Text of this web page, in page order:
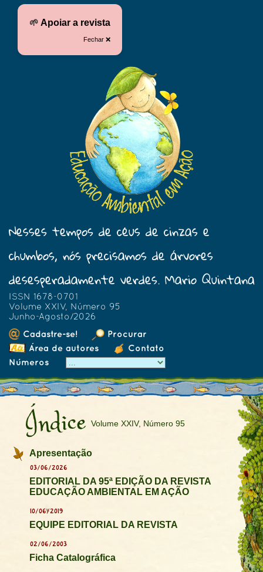
🌱 Apoiar a revista
Fechar ❌
Nesses tempos de céus de cinzas e
chumbos, nós precisamos de árvores
desesperadamente verdes. Mario Quintana
ISSN 1678-0701
Volume XXIV, Número 95
Junho-Agosto/2026
Cadastre-se!
Procurar
Área de autores
Contato
Números
Índice Volume XXIV, Número 95
Apresentação
03/06/2026
EDITORIAL DA 95ª EDIÇÃO DA REVISTA
EDUCAÇÃO AMBIENTAL EM AÇÃO
10/06/2019
EQUIPE EDITORIAL DA REVISTA
02/06/2003
Ficha Catalográfica